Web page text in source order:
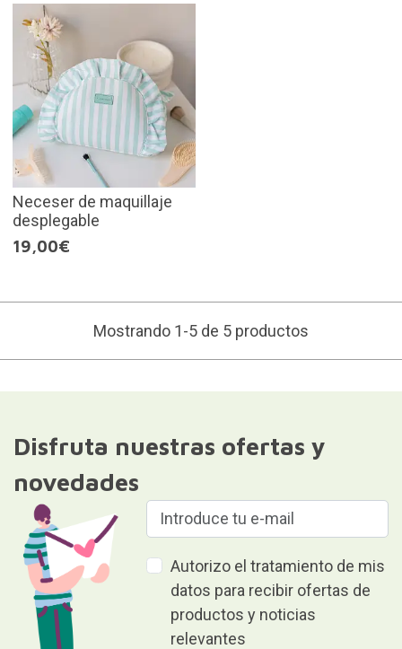
Neceser de maquillaje
desplegable
19,00€
Mostrando 1-5 de 5 productos
Disfruta nuestras ofertas y
novedades
Autorizo el tratamiento de mis
datos para recibir ofertas de
productos y noticias
relevantes